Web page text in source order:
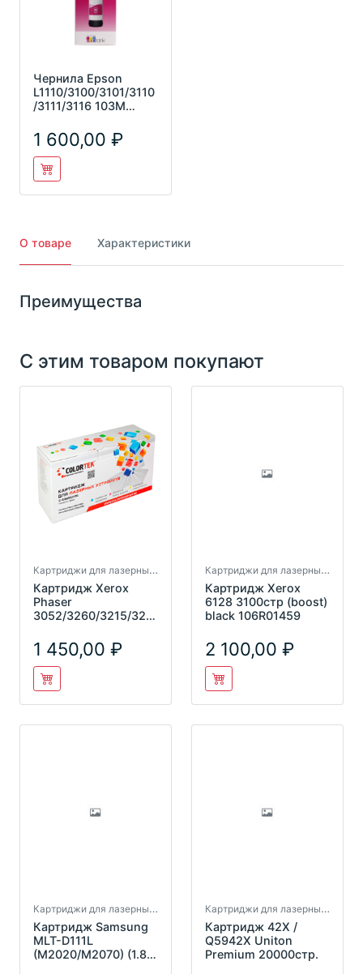
Чернила Epson
L1110/3100/3101/3110
/3111/3116 103M
пурпурный (65м
1 600,00
О товаре Характеристики
Преимущества
С этим товаром покупают
Картриджи для лазерных принтеров
Картридж Xerox
Phaser
3052/3260/3215/322
Colortek
1 450,00
Картриджи для лазерных принтеров
Картридж Xerox
6128 3100стр (boost)
black 106R01459
2 100,00
Картриджи для лазерных принтеров
Картридж Samsung
MLT-D111L
(M2020/M2070) (1.8k,
Картриджи для лазерных принтеров
Картридж 42X /
Q5942X Uniton
Premium 20000стр.